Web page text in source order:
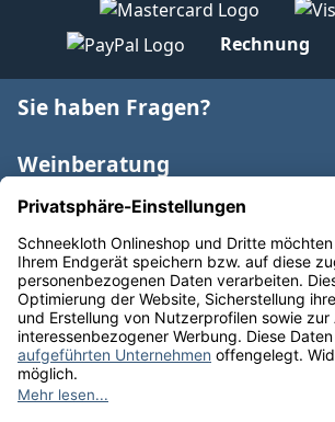
Rechnung
Sie haben Fragen?
Weinberatung
Informationen
Weinkategorien
Internationaler Wein
* Alle Preise inkl. gesetzl.